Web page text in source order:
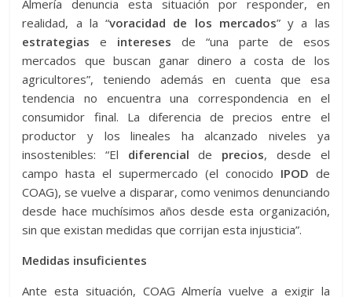
Almería denuncia esta situación por responder, en
realidad, a la “voracidad de los mercados” y a las
estrategias e intereses de “una parte de esos
mercados que buscan ganar dinero a costa de los
agricultores”, teniendo además en cuenta que esa
tendencia no encuentra una correspondencia en el
consumidor final. La diferencia de precios entre el
productor y los lineales ha alcanzado niveles ya
insostenibles: “El diferencial de precios, desde el
campo hasta el supermercado (el conocido IPOD de
COAG), se vuelve a disparar, como venimos denunciando
desde hace muchísimos años desde esta organización,
sin que existan medidas que corrijan esta injusticia”.
Medidas insuficientes
Ante esta situación, COAG Almería vuelve a exigir la